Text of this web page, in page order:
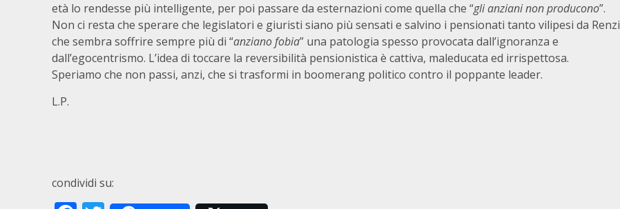
età lo rendesse più intelligente, per poi passare da esternazioni come quella che “gli anziani non producono”.
Non ci resta che sperare che legislatori e giuristi siano più sensati e salvino i pensionati tanto vilipesi da Renzi
che sembra soffrire sempre più di “anziano fobia” una patologia spesso provocata dall’ignoranza e
dall’egocentrismo. L’idea di toccare la reversibilità pensionistica è cattiva, maleducata ed irrispettosa.
Speriamo che non passi, anzi, che si trasformi in boomerang politico contro il poppante leader.
L.P.
condividi su: